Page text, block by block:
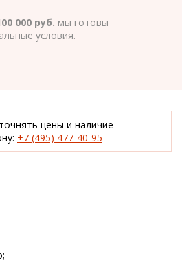
000 руб. мы готовы
условия.
цены и наличие
+7 (495) 477-40-95